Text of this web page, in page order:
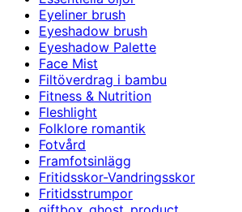
Eyeliner brush
Eyeshadow brush
Eyeshadow Palette
Face Mist
Filtöverdrag i bambu
Fitness & Nutrition
Fleshlight
Folklore romantik
Fotvård
Framfotsinlägg
Fritidsskor-Vandringsskor
Fritidsstrumpor